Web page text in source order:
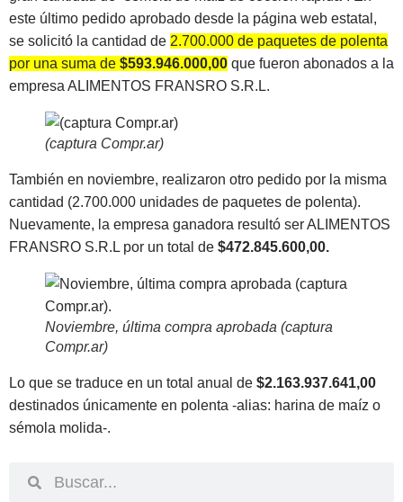
este último pedido aprobado desde la página web estatal,
se solicitó la cantidad de 2.700.000 de paquetes de polenta
por una suma de $593.946.000,00 que fueron abonados a la
empresa ALIMENTOS FRANSRO S.R.L.
(captura Compr.ar)
También en noviembre, realizaron otro pedido por la misma
cantidad (2.700.000 unidades de paquetes de polenta).
Nuevamente, la empresa ganadora resultó ser ALIMENTOS
FRANSRO S.R.L por un total de $472.845.600,00.
Noviembre, última compra aprobada (captura
Compr.ar)
Lo que se traduce en un total anual de $2.163.937.641,00
destinados únicamente en polenta -alias: harina de maíz o
sémola molida-.